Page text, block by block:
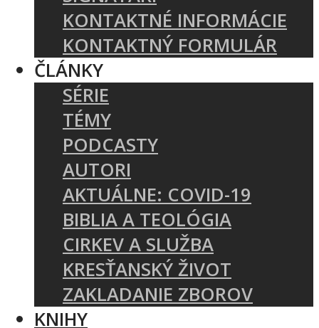
KONTAKTNÉ INFORMÁCIE
KONTAKTNÝ FORMULÁR
ČLÁNKY
SÉRIE
TÉMY
PODCASTY
AUTORI
AKTUÁLNE: COVID-19
BIBLIA A TEOLÓGIA
CIRKEV A SLUŽBA
KRESŤANSKÝ ŽIVOT
ZAKLADANIE ZBOROV
KNIHY